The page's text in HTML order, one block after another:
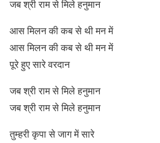
जब श्री राम से मिले हनुमान
आस मिलन की कब से थी मन में
आस मिलन की कब से थी मन में
पूरे हुए सारे वरदान
जब श्री राम से मिले हनुमान
जब श्री राम से मिले हनुमान
तुम्हरी कृपा से जाग में सारे